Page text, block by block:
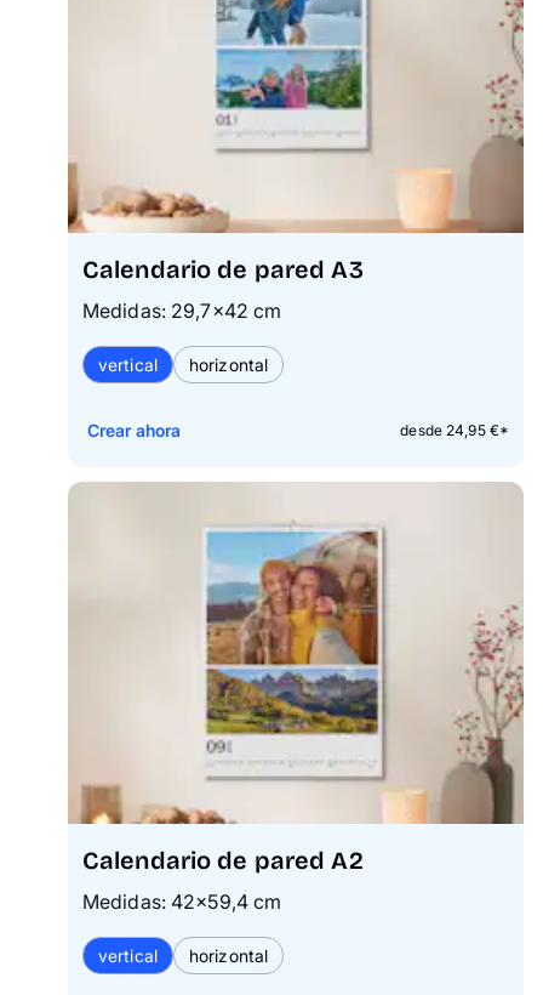
Calendario de pared A3
Medidas: 29,7×42 cm
vertical horizontal
desde 24,95 €*
Crear ahora
Calendario de pared A2
Medidas: 42×59,4 cm
vertical horizontal